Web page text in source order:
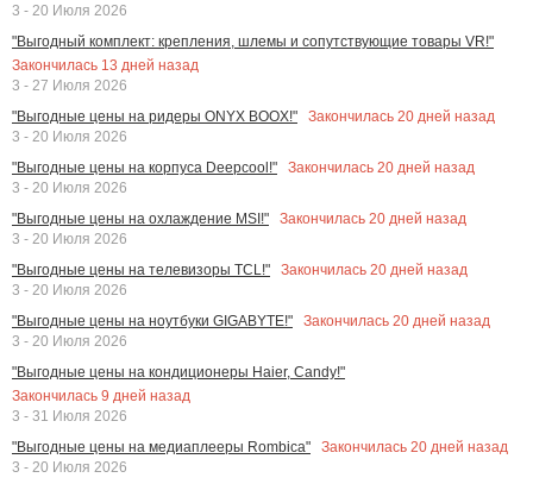
3 - 20 Июля 2026
"Выгодный комплект: крепления, шлемы и сопутствующие товары VR!"
Закончилась 13 дней назад
3 - 27 Июля 2026
"Выгодные цены на ридеры ONYX BOOX!"
Закончилась 20 дней назад
3 - 20 Июля 2026
"Выгодные цены на корпуса Deepcool!"
Закончилась 20 дней назад
3 - 20 Июля 2026
"Выгодные цены на охлаждение MSI!"
Закончилась 20 дней назад
3 - 20 Июля 2026
"Выгодные цены на телевизоры TCL!"
Закончилась 20 дней назад
3 - 20 Июля 2026
"Выгодные цены на ноутбуки GIGABYTE!"
Закончилась 20 дней назад
3 - 20 Июля 2026
"Выгодные цены на кондиционеры Haier, Candy!"
Закончилась 9 дней назад
3 - 31 Июля 2026
"Выгодные цены на медиаплееры Rombica"
Закончилась 20 дней назад
3 - 20 Июля 2026